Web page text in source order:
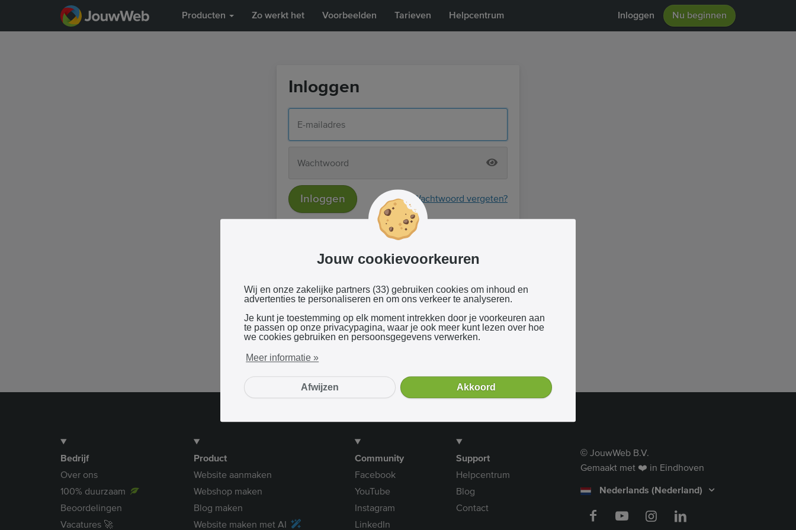
Producten Zo werkt het Voorbeelden Tarieven Helpcentrum Inloggen Nu beginnen
Inloggen
Inloggen Wachtwoord vergeten?
of
Bij gebruik van onze dienst ga je akkoord met onze
algemene voorwaarden
Bedrijf
Over ons
100% duurzaam
Beoordelingen
Vacatures 🚀
Product
Website aanmaken
Webshop maken
Blog maken
Website maken met AI
Community
Facebook
YouTube
Instagram
LinkedIn
Support
Helpcentrum
Blog
Contact
© JouwWeb B.V.
Gemaakt met ❤️ in Eindhoven
Nederlands (Nederland)
Jouw cookievoorkeuren
Wij en onze zakelijke partners (33) gebruiken cookies om inhoud en
advertenties te personaliseren en om ons verkeer te analyseren.
Je kunt je toestemming op elk moment intrekken door je voorkeuren aan
te passen op onze privacypagina, waar je ook meer kunt lezen over hoe
we cookies gebruiken en persoonsgegevens verwerken.
Meer informatie »
Afwijzen Akkoord